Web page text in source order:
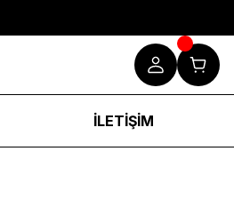
İLETİŞİM